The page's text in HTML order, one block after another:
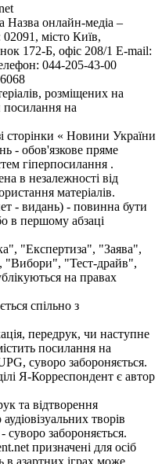
Назва онлайн-медіа –
місто Київ,
172-Б, офіс 208/1 E-mail:
044-205-43-00
розміщених на
посилання на
сторінки « Новини України
- обов'язкове пряме
гіперпосилання .
в незалежності від
матеріалів.
- видань) - повинна бути
в першому абзаці
"Експертиза", "Заява",
"Вибори", "Тест-драйв",
на правах
спільно з
передрук, чи наступне
посилання на
суворо забороняється.
Я-Корреспондент є автор
та відтворення
творів
суворо забороняється.
призначені для осіб
азартних іграх може